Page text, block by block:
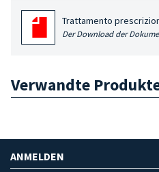
Trattamento
Der Download der
Verwandte
ANMELDEN